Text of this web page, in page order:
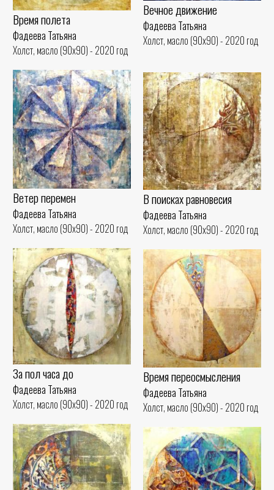
Вечное движение
Фадеева Татьяна
Холст, масло (90x90) - 2020 год
Время полета
Фадеева Татьяна
Холст, масло (90x90) - 2020 год
Ветер перемен
Фадеева Татьяна
Холст, масло (90x90) - 2020 год
В поисках равновесия
Фадеева Татьяна
Холст, масло (90x90) - 2020 год
За пол часа до
Фадеева Татьяна
Холст, масло (90x90) - 2020 год
Время переосмысления
Фадеева Татьяна
Холст, масло (90x90) - 2020 год